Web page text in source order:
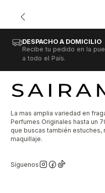
DESPACHO A DOMICILIO
Recibe tu pedido en la
a todo el País.
La mas amplia variedad en
Perfumes Originales hasta un
que buscas también
maquillaje.
Síguenos